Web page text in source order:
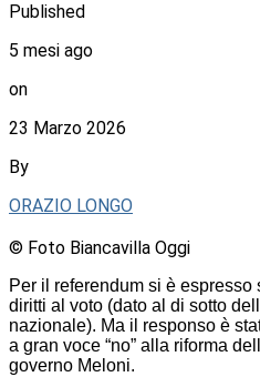
Published
5 mesi ago
on
23 Marzo 2026
By
ORAZIO LONGO
© Foto Biancavilla Oggi
Per il referendum si è
diritti al voto (dato al di sotto
nazionale). Ma il responso è
a gran voce “no” alla riforma
governo Meloni.